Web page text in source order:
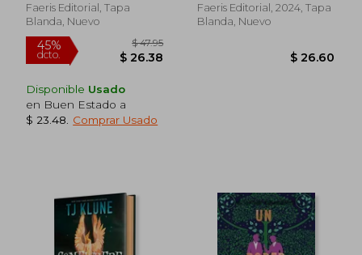
Faeris Editorial, Tapa
Blanda, Nuevo
Disponible Usado
en Buen Estado a
$ 23.48
Comprar Usado
Faeris Editorial, 2024, Tapa
Blanda, Nuevo